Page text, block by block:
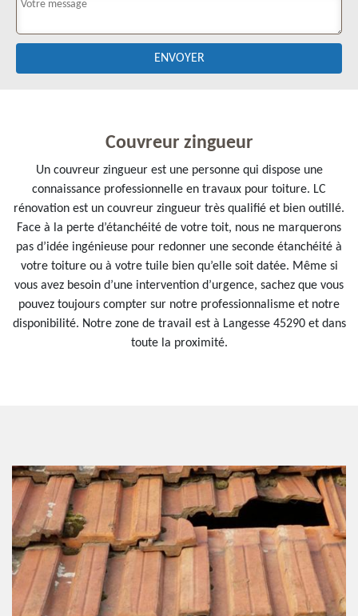
Couvreur zingueur
Un couvreur zingueur est une personne qui dispose une
connaissance professionnelle en travaux pour toiture. LC
rénovation est un couvreur zingueur très qualifié et bien outillé.
Face à la perte d’étanchéité de votre toit, nous ne marquerons
pas d’idée ingénieuse pour redonner une seconde étanchéité à
votre toiture ou à votre tuile bien qu’elle soit datée. Même si
vous avez besoin d’une intervention d’urgence, sachez que vous
pouvez toujours compter sur notre professionnalisme et notre
disponibilité. Notre zone de travail est à Langesse 45290 et dans
toute la proximité.